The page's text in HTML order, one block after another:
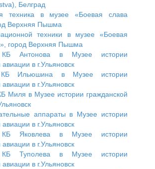
Белград
техника в музее «Боевая слава
Верхняя Пышма
техники в музее «Боевая
город Верхняя Пышма
Антонова в Музее истории
в г.Ульяновск
Ильюшина в Музее истории
в г.Ульяновск
Миля в Музее истории гражданской
аппараты в Музее истории
в г.Ульяновск
Яковлева в Музее истории
в г.Ульяновск
Туполева в Музее истории
в г.Ульяновск